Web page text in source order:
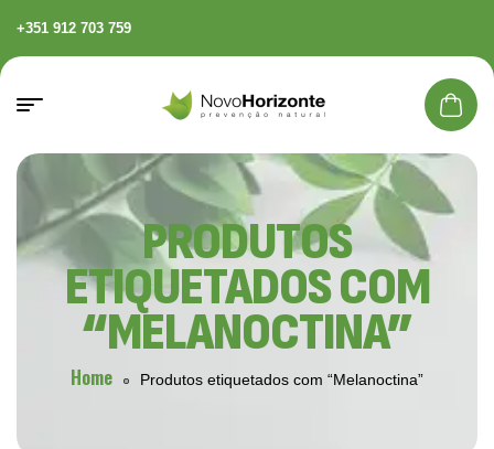
+351 912 703 759
PRODUTOS
ETIQUETADOS COM
“MELANOCTINA”
Home Produtos etiquetados com “Melanoctina”